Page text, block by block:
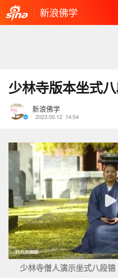
新浪佛学
少林寺版本坐式
新浪佛学
2023.05.12 14:54
少林寺僧人演示坐式八段